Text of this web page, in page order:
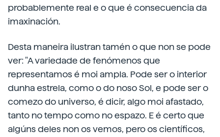
probablemente real e o que é consecuencia da
imaxinación.
Desta maneira ilustran tamén o que non se pode
ver: "A variedade de fenómenos que
representamos é moi ampla. Pode ser o interior
dunha estrela, como o do noso Sol, e pode ser o
comezo do universo, é dicir, algo moi afastado,
tanto no tempo como no espazo. E é certo que
algúns deles non os vemos, pero os científicos,